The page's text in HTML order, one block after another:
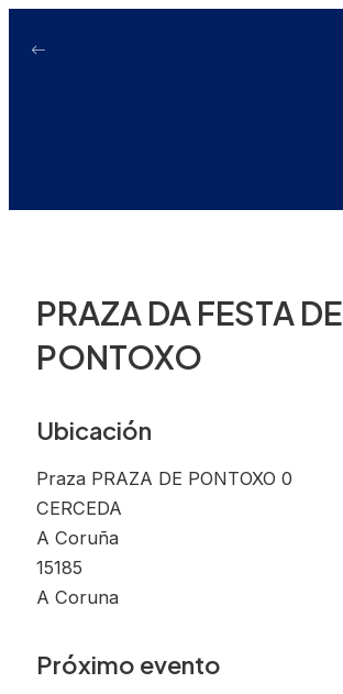
PRAZA DA FESTA DE
PONTOXO
Ubicación
Praza PRAZA DE PONTOXO 0
CERCEDA
A Coruña
15185
A Coruna
Próximo evento